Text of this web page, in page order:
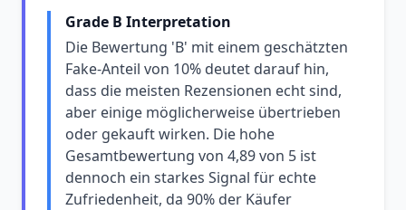
Grade B Interpretation
Die Bewertung 'B' mit einem geschätzten
Fake-Anteil von 10% deutet darauf hin,
dass die meisten Rezensionen echt sind,
aber einige möglicherweise übertrieben
oder gekauft wirken. Die hohe
Gesamtbewertung von 4,89 von 5 ist
dennoch ein starkes Signal für echte
Zufriedenheit, da 90% der Käufer